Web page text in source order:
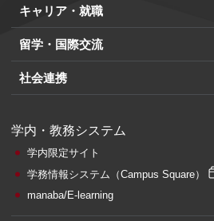
キャリア・就職
留学・国際交流
社会連携
学内・教務システム
学内限定サイト
学務情報システム （Campus Square）
manaba/E-learning